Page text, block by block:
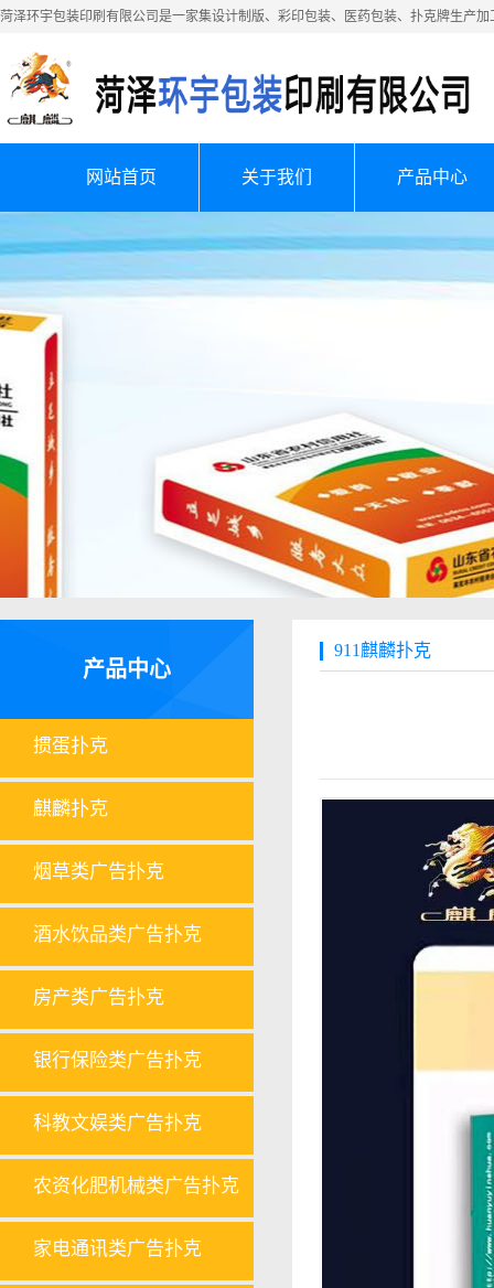
菏泽环宇包装印刷有限公司是一家集设计制版、彩印包装、医药包装、扑克牌生产
网站首页 关于我们 产品中心
产品中心
掼蛋扑克
麒麟扑克
烟草类广告扑克
酒水饮品类广告扑克
房产类广告扑克
银行保险类广告扑克
科教文娱类广告扑克
农资化肥机械类广告扑克
家电通讯类广告扑克
911麒麟扑克